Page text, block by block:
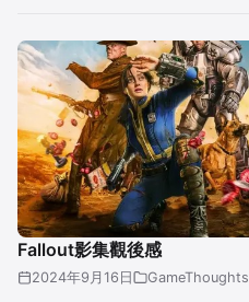
Fallout影集觀後感
2024年9月16日 GameThoughts